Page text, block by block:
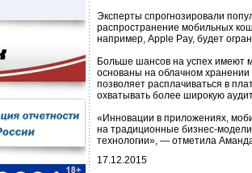
Эксперты спрогнозировали
распространение мобильных
например, Apple Pay, будет
Больше шансов на успех имеют
основаны на облачном
позволяет расплачиваться в
охватывать более широкую
«Инновации в приложениях,
на традиционные бизнес-
технологии», — отметила
17.12.2015